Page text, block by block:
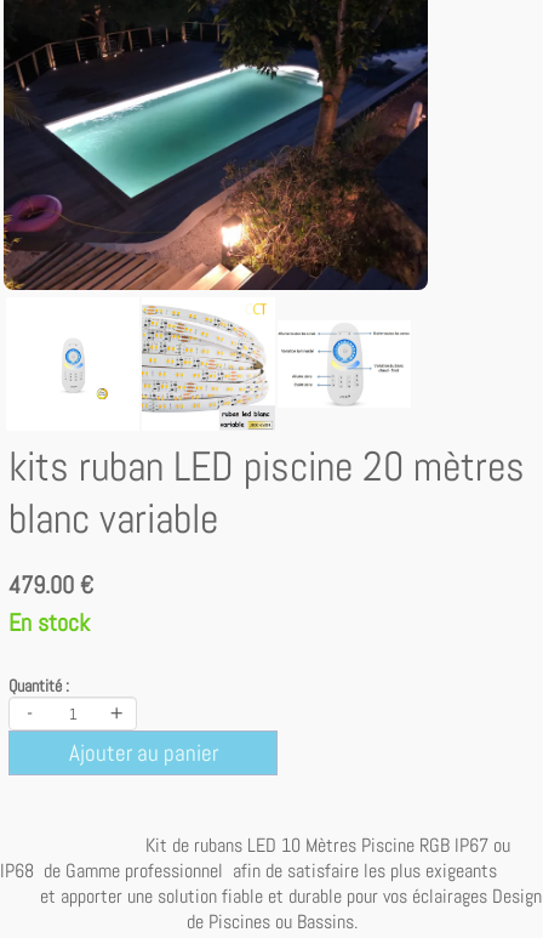
kits ruban LED piscine 20 mètres
blanc variable
479.00 €
En stock
Quantité :
- +
Ajouter au panier
Kit de rubans LED 10 Mètres Piscine RGB IP67 ou
IP68 de Gamme professionnel afin de satisfaire les plus exigeants
et apporter une solution fiable et durable pour vos éclairages Design
de Piscines ou Bassins.